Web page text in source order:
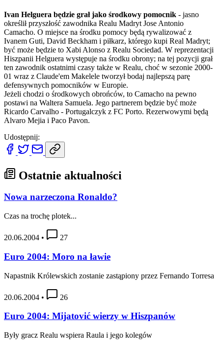
Ivan Helguera będzie grał jako środkowy pomocnik - jasno
określił przyszłość zawodnika Realu Madryt Jose Antonio
Camacho. O miejsce na środku pomocy będą rywalizować z
Ivanem Guti, David Beckham i piłkarz, którego kupi Real Madryt;
być może będzie to Xabi Alonso z Realu Sociedad. W reprezentacji
Hiszpanii Helguera występuje na środku obrony; na tej pozycji grał
ten zawodnik ostatnimi czasy także w Realu, choć w sezonie 2000-
01 wraz z Claude'em Makelele tworzył bodaj najlepszą parę
defensywnych pomocników w Europie.
Jeżeli chodzi o środkowych obrońców, to Camacho na pewno
postawi na Waltera Samuela. Jego partnerem będzie być może
Ricardo Carvalho - Portugalczyk z FC Porto. Rezerwowymi będą
Alvaro Mejia i Paco Pavon.
Udostępnij:
Ostatnie aktualności
Nowa narzeczona Ronaldo?
Czas na trochę plotek...
20.06.2004 • 27
Euro 2004: Moro na ławie
Napastnik Królewskich zostanie zastąpiony przez Fernando Torresa
20.06.2004 • 26
Euro 2004: Mijatović wierzy w Hiszpanów
Były gracz Realu wspiera Raula i jego kolegów